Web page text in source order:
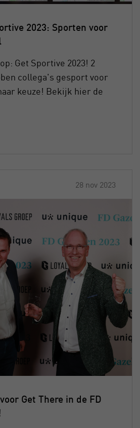
2023: Sporten voor
Get Sportive 2023! 2
collega's gesport voor
keuze! Bekijk hier de
28 nov 2023
Get There in de FD